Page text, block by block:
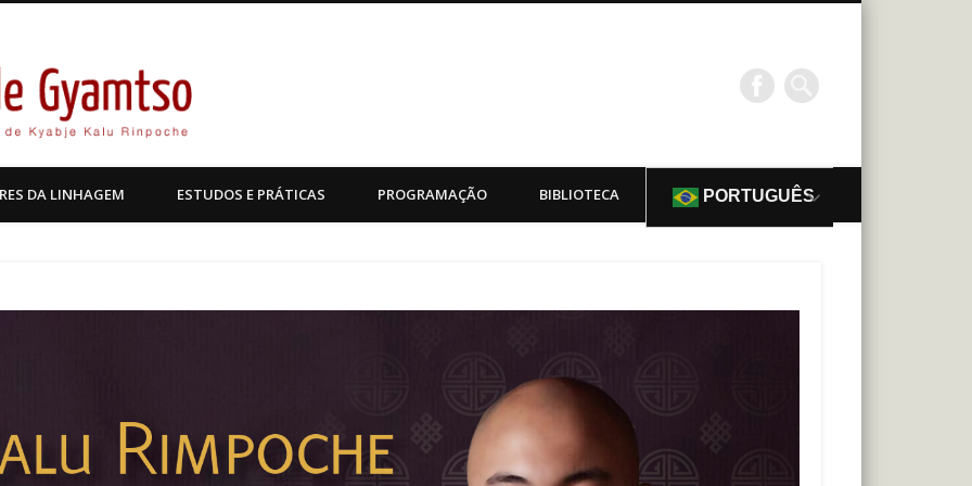
Kagyu Pende Gyamtso
DA LINHAGEM ESTUDOS E PRÁTICAS PROGRAMAÇÃO BIBLIOTECA PORTUGUÊS